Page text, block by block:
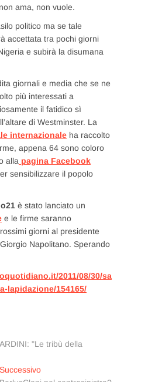
ama, non vuole.
politico ma se tale
accettata tra pochi giorni
e subirà la disumana
giornali e media che se ne
più interessati a
il fatidico sì
di Westminster. La
internazionale ha raccolto
appena 64 sono coloro
alla pagina Facebook
sensibilizzare il popolo
è stato lanciato un
e le firme saranno
giorni al presidente
Napolitano. Sperando
2011/08/30/sa
lapidazione/154165/
"Le tribù della
SuccessivoArticolo